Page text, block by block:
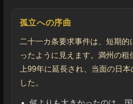
孤立への序曲
二十一カ条要求事件は、短期的
ったように見えます。満州の租
上99年に延長され、当面の日
した。